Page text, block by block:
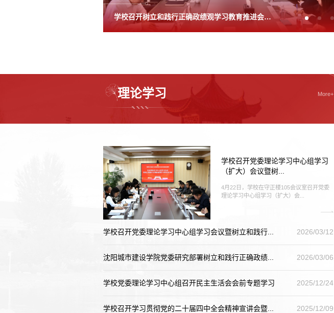
学校召开树立和践行正确政绩观学习教育推进会暨
第二季度党建...
理论学习 More+
学校召开党委理论学习中心组学习
（扩大）会议暨树...
4月22日，学校在守正楼105会议室召开党委
理论学习中心组学习（扩大）会...
学校召开党委理论学习中心组学习会议暨树立和践行... 2026/03/12
沈阳城市建设学院党委研究部署树立和践行正确政绩... 2026/03/06
学校党委理论学习中心组召开民主生活会会前专题学习 2025/12/24
学校召开学习贯彻党的二十届四中全会精神宣讲会暨... 2025/12/09